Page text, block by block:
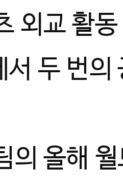
외교 활
서 두 번의
의 올해
KTA 시범단 정
[영상뉴스] 탈